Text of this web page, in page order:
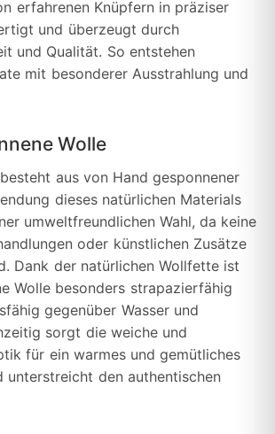
erfahrenen Knüpfern in präziser
und überzeugt durch
und Qualität. So entstehen
mit besonderer Ausstrahlung und
Wolle
aus von Hand gesponnener
dieses natürlichen Materials
umweltfreundlichen Wahl, da keine
oder künstlichen Zusätze
Dank der natürlichen Wollfette ist
Wolle besonders strapazierfähig
gegenüber Wasser und
sorgt die weiche und
für ein warmes und gemütliches
unterstreicht den authentischen